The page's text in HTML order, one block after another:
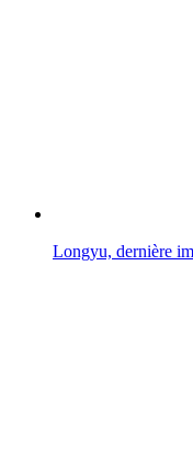
Longyu, dernière